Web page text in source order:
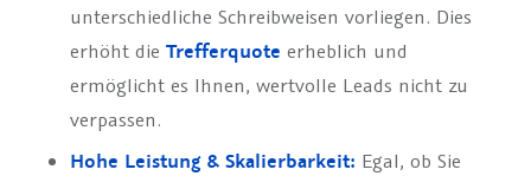
unterschiedliche Schreibweisen vorliegen. Dies
erhöht die Trefferquote erheblich und
ermöglicht es Ihnen, wertvolle Leads nicht zu
verpassen.
Hohe Leistung & Skalierbarkeit: Egal, ob Sie